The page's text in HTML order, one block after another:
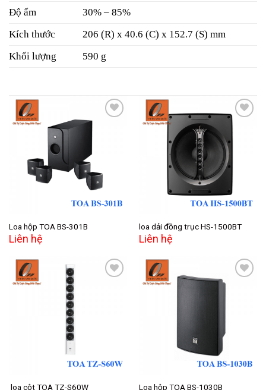
Độ ẩm
30% – 85%
Kích thước
206 (R) x 40.6 (C) x 152.7 (S) mm
Khối lượng
590 g
Loa hộp TOA BS-301B
Liên hệ
Add to
loa dải đồng trục HS-1500BT
Liên hệ
loa cột TOA TZ-S60W Loa hộp TOA BS-1030B